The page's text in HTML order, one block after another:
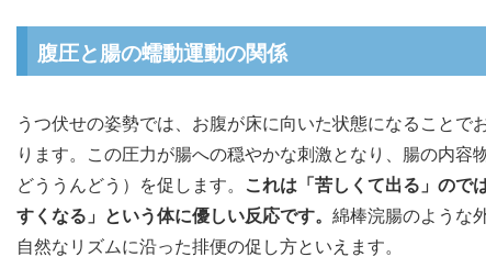
腹圧と腸の蠕動運動の関係
うつ伏せの姿勢では、お腹が床に向いた状態になることで
ります。この圧力が腸への穏やかな刺激となり、腸の内容
どううんどう）を促します。 これは「苦しくて出る」ので
すくなる」という体に優しい反応です。 綿棒浣腸のような
自然なリズムに沿った排便の促し方といえます。